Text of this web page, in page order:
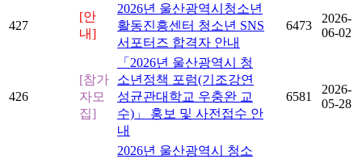
427
[안
내]
2026년 울산광역시청소년
활동진흥센터 청소년 SNS
서포터즈 합격자 안내
6473
2026-
06-02
426
[참가
자모
집]
「2026년 울산광역시 청
소년정책 포럼(기조강연
성균관대학교 우충완 교
수)」 홍보 및 사전접수 안
내
6581
2026-
05-28
2026년 울산광역시 청소